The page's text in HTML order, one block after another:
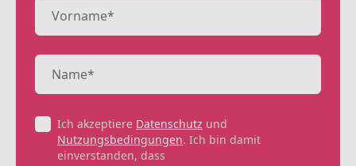
Ich akzeptiere Datenschutz und
Nutzungsbedingungen. Ich bin damit
einverstanden, dass